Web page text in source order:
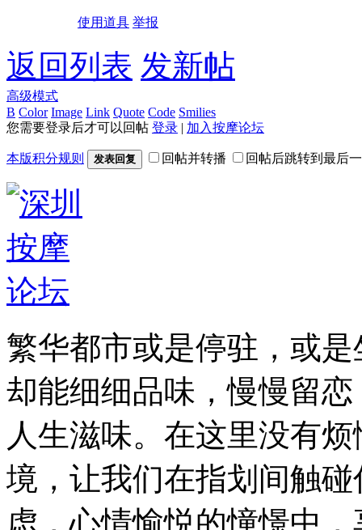
使用道具 举报
返回列表 发新帖
高级模式
B Color Image Link Quote Code Smilies
您需要登录后才可以回帖 登录 | 加入按摩论坛
本版积分规则 发表回复 回帖并转播 回帖后跳转到最后
繁华都市或是停驻，或
却能细细品味，慢慢留
人生滋味。在这里没有
境，让我们在指划间触
虑，心情愉悦的憧憬中